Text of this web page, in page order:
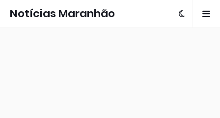
Notícias Maranhão